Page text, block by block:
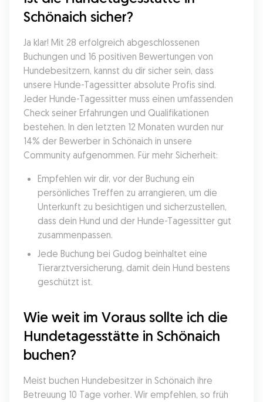
Schönaich sicher?
Ja klar! Mit 28 erfolgreich abgeschlossenen
Buchungen und 16 positiven Bewertungen von
Hundebesitzern, kannst du dir sicher sein, dass
unsere Hunde-Tagessitter absolute Profis sind.
Jeder Hunde-Tagessitter muss einen umfassenden
Check seiner Erfahrungen und Qualifikationen
bestehen. In den letzten 12 Monaten wurden nur
14% der Bewerber in Schönaich in unsere
Community aufgenommen. Für mehr Sicherheit:
Empfehlen wir dir, vor der Buchung ein
persönliches Treffen zu arrangieren, um die
Unterkunft zu besichtigen und sicherzustellen,
dass dein Hund und der Hunde-Tagessitter gut
zusammenpassen.
Jede Buchung bei Gudog beinhaltet eine
Tierarztversicherung, damit dein Hund bestens
geschützt ist.
Wie weit im Voraus sollte ich die
Hundetagesstätte in Schönaich
buchen?
Meist buchen Hundebesitzer in Schönaich ihre
Betreuung 10 Tage vorher. Wir empfehlen, so früh